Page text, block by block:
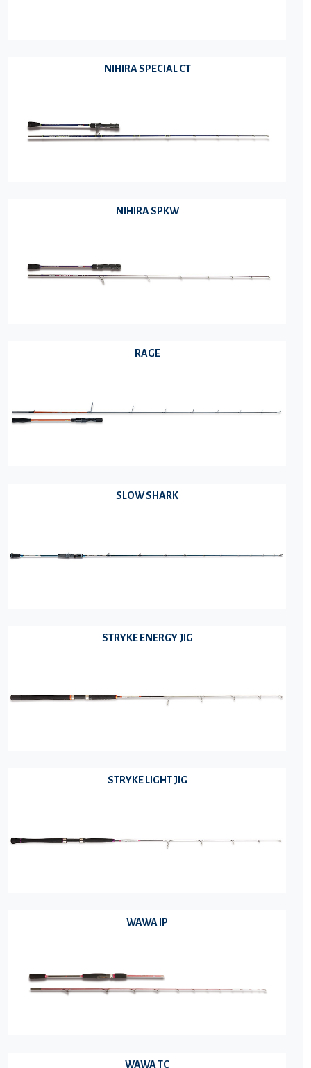
NIHIRA SPECIAL CT
NIHIRA SPKW
RAGE
SLOW SHARK
STRYKE ENERGY JIG
STRYKE LIGHT JIG
WAWA IP
WAWA TC